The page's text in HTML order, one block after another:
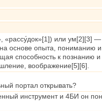
или ум[2][3] —
основе опыта, пониманию
способность к познанию
воображение[5][6].
портал открывать?
инструмент и 4БИ он